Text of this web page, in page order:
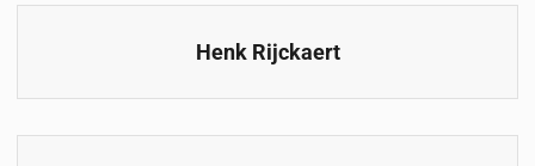
Henk Rijckaert